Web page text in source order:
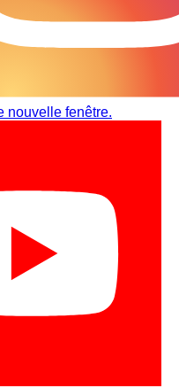
nouvelle fenêtre.